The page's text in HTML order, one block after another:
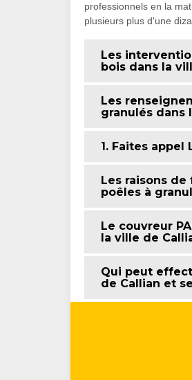
professionnels en la
plusieurs plus d'une
Les
bois dans la
Les
granulés dans
1. Faites appel
Les raisons
poêles à
Le couvreur
la ville de
Qui peut
de Callian et